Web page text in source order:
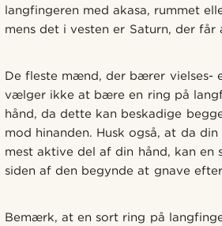
langfingeren med ākāśa, rummet
mens det i vesten er Saturn, der får
De fleste mænd, der bærer vielses-
vælger ikke at bære en ring på
hånd, da dette kan beskadige
mod hinanden. Husk også, at da
mest aktive del af din hånd, kan en
siden af den begynde at gnave
Bemærk, at en sort ring på